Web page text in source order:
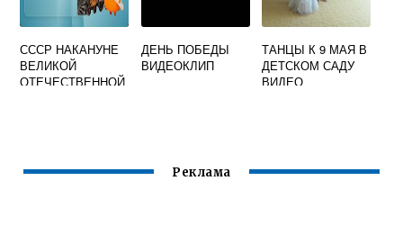
СССР НАКАНУНЕ
ВЕЛИКОЙ
ОТЕЧЕСТВЕННОЙ
ДЕНЬ ПОБЕДЫ
ВИДЕОКЛИП
ТАНЦЫ К 9 МАЯ В
ДЕТСКОМ САДУ
ВИДЕО
Реклама